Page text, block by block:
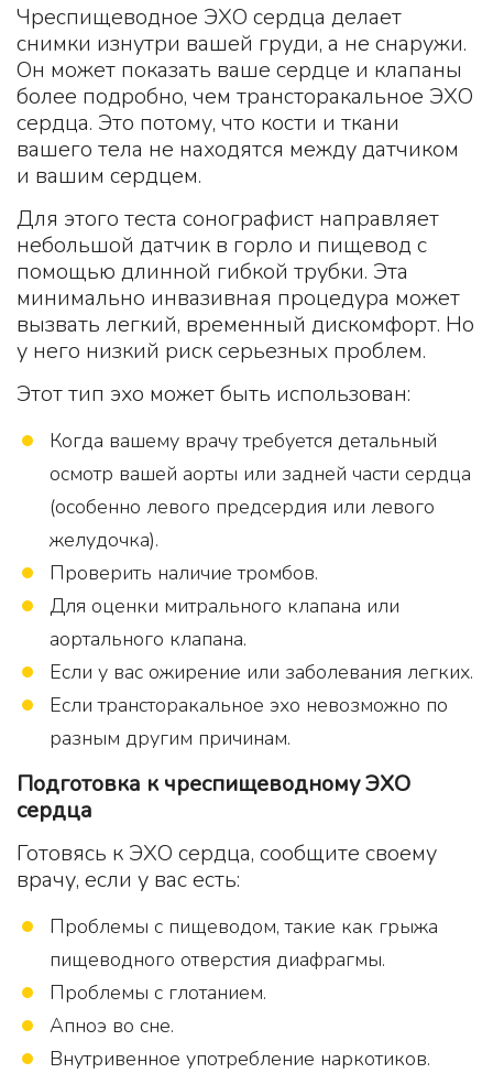
Чреспищеводное ЭХО сердца делает
снимки изнутри вашей груди, а не снаружи.
Он может показать ваше сердце и клапаны
более подробно, чем трансторакальное ЭХО
сердца. Это потому, что кости и ткани
вашего тела не находятся между датчиком
и вашим сердцем.
Для этого теста сонографист направляет
небольшой датчик в горло и пищевод с
помощью длинной гибкой трубки. Эта
минимально инвазивная процедура может
вызвать легкий, временный дискомфорт. Но
у него низкий риск серьезных проблем.
Этот тип эхо может быть использован:
Когда вашему врачу требуется детальный
осмотр вашей аорты или задней части сердца
(особенно левого предсердия или левого
желудочка).
Проверить наличие тромбов.
Для оценки митрального клапана или
аортального клапана.
Если у вас ожирение или заболевания легких.
Если трансторакальное эхо невозможно по
разным другим причинам.
Подготовка к чреспищеводному ЭХО
сердца
Готовясь к ЭХО сердца, сообщите своему
врачу, если у вас есть:
Проблемы с пищеводом, такие как грыжа
пищеводного отверстия диафрагмы.
Проблемы с глотанием.
Апноэ во сне.
Внутривенное употребление наркотиков.